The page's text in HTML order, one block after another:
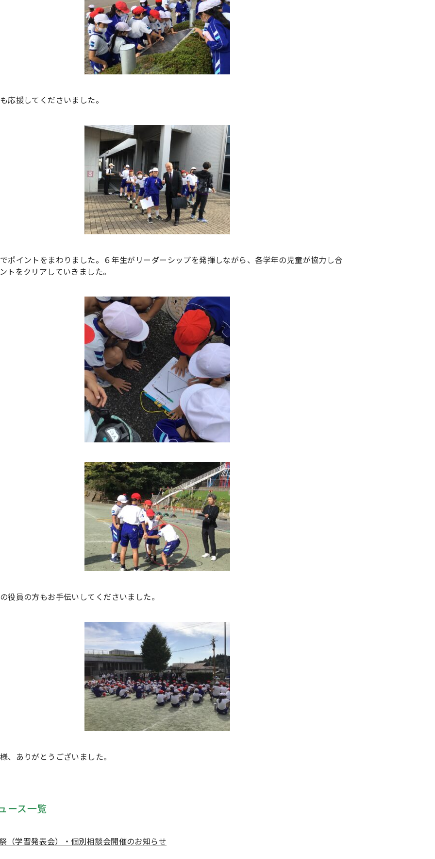
応援してくださいました。
ポイントをまわりました。６年生がリーダーシップを発揮しながら、各学年の児童が協力し合
トをクリアしていきました。
役員の方もお手伝いしてくださいました。
、ありがとうございました。
ース一覧
（学習発表会）・個別相談会開催のお知らせ